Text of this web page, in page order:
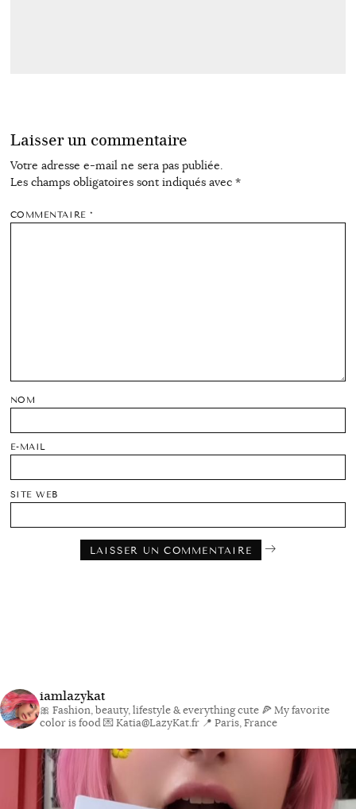
Laisser un commentaire
Votre adresse e-mail ne sera pas publiée.
Les champs obligatoires sont indiqués avec *
COMMENTAIRE*
NOM
E-MAIL
SITE WEB
iamlazykat
🎀 Fashion, beauty, lifestyle & everything cute 🍕 My favorite
color is food💌 Katia@LazyKat.fr 📍 Paris, France